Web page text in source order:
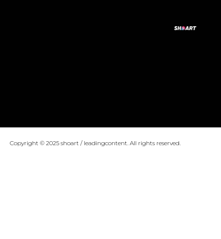
Copyright © 2025 shoart / leadingcontent. All rights reserved.